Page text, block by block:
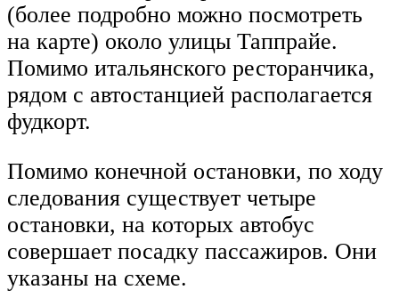
(более подробно можно посмотреть
на карте) около улицы Таппрайе.
Помимо итальянского ресторанчика,
рядом с автостанцией располагается
фудкорт.
Помимо конечной остановки, по ходу
следования существует четыре
остановки, на которых автобус
совершает посадку пассажиров. Они
указаны на схеме.